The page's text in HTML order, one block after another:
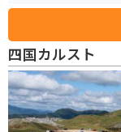
高地にあるので道中に
富士山だけを目当てに
誇るのもまた良し。
四国カルスト